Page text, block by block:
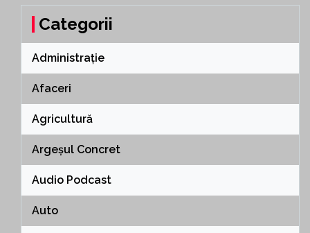
Categorii
Administrație
Afaceri
Agricultură
Argeșul Concret
Audio Podcast
Auto